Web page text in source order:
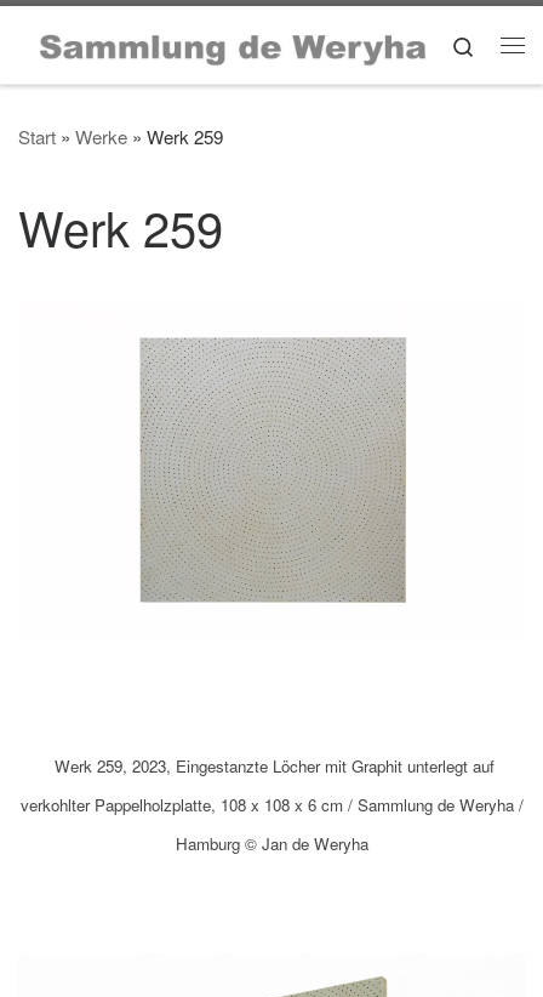
Zum Inhalt springen Search
Start » Werke » Werk 259
Werk 259
Werk 259, 2023, Eingestanzte Löcher mit Graphit unterlegt auf
verkohlter Pappelholzplatte, 108 x 108 x 6 cm / Sammlung de Weryha /
Hamburg © Jan de Weryha